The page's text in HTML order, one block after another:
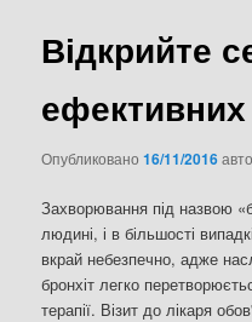
Відкрийте
Опубликовано16/11/2016
Захворювання під назвою
людині, і в більшості
вкрай небезпечно, адже
бронхіт легко
терапії. Візит до лікаря